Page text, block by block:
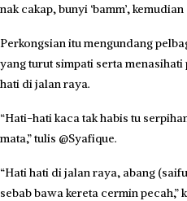
nak cakap, bunyi ‘bamm’,
Perkongsian itu mengundang
yang turut simpati serta
hati di jalan raya.
“Hati-hati kaca tak habis tu
mata,” tulis @Syafique.
“Hati hati di jalan raya, abang
sebab bawa kereta cermin pecah,”